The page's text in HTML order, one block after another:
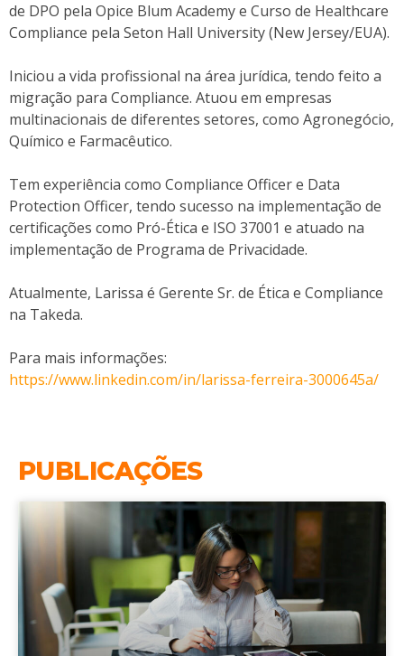
de DPO pela Opice Blum Academy e Curso de Healthcare
Compliance pela Seton Hall University (New Jersey/EUA).
Iniciou a vida profissional na área jurídica, tendo feito a
migração para Compliance. Atuou em empresas
multinacionais de diferentes setores, como Agronegócio,
Químico e Farmacêutico.
Tem experiência como Compliance Officer e Data
Protection Officer, tendo sucesso na implementação de
certificações como Pró-Ética e ISO 37001 e atuado na
implementação de Programa de Privacidade.
Atualmente, Larissa é Gerente Sr. de Ética e Compliance
na Takeda.
Para mais informações:
https://www.linkedin.com/in/larissa-ferreira-3000645a/
PUBLICAÇÕES